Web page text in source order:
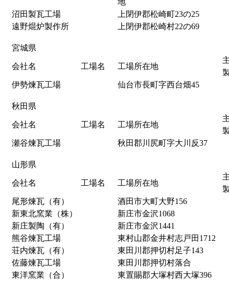
沼田製瓦工場
上閉伊郡松崎町23の25
遠野焜炉製作所
上閉伊郡松崎村22の69
宮城県
会社名 工場名 工場所在地
伊勢煉瓦工場
仙台市長町字西台畑45
秋田県
会社名 工場名 工場所在地
瀬谷煉瓦工場
秋田郡川尻町字大川反37
山形県
会社名 工場名 工場所在地
尾形煉瓦（有）
酒田市大町大野156
新東北窯業（株）
新庄市金沢1068
新庄製陶（有）
新庄市金沢1441
熊谷煉瓦工場
東村山郡金井村志戸田1712
荘内煉瓦（有）
東田川郡押切村足子143
佐藤煉瓦工場
東田川郡押切村落合
東洋窯業（合）
東置賜郡大塚村西大塚396